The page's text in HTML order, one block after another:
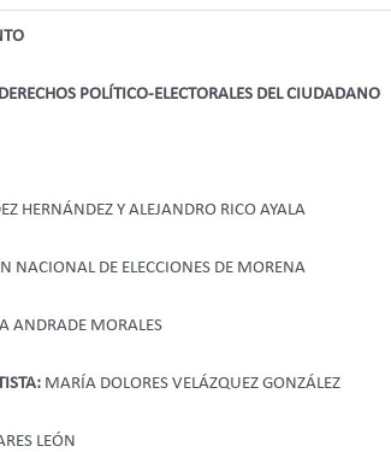
POLÍTICO-ELECTORALES DEL CIUDADANO
HERNÁNDEZ Y ALEJANDRO RICO AYALA
NACIONAL DE ELECCIONES DE MORENA
ANDRADE MORALES
MARÍA DOLORES VELÁZQUEZ GONZÁLEZ
LEÓN